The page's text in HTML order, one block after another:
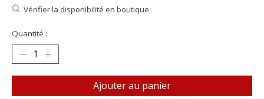
Vérifier la disponibilité en boutique
Quantité :
Ajouter au panier